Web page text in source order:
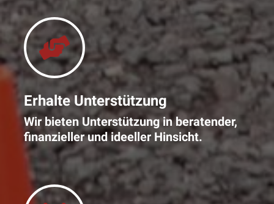
Erhalte Unterstützung
Wir bieten Unterstützung in beratender,
finanzieller und ideeller Hinsicht.